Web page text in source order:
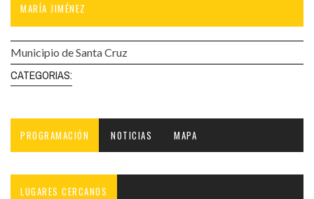
MARÍA JIMÉNEZ
Municipio de Santa Cruz
CATEGORIAS:
PROGRAMACIÓN NOTICIAS MAPA
LUGARES CERCANOS